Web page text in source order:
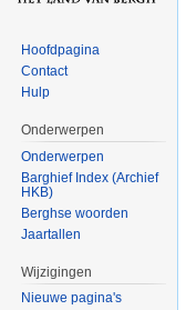
Hoofdpagina
Contact
Hulp
Onderwerpen
Onderwerpen
Barghief Index (Archief
HKB)
Berghse woorden
Jaartallen
Wijzigingen
Nieuwe pagina's